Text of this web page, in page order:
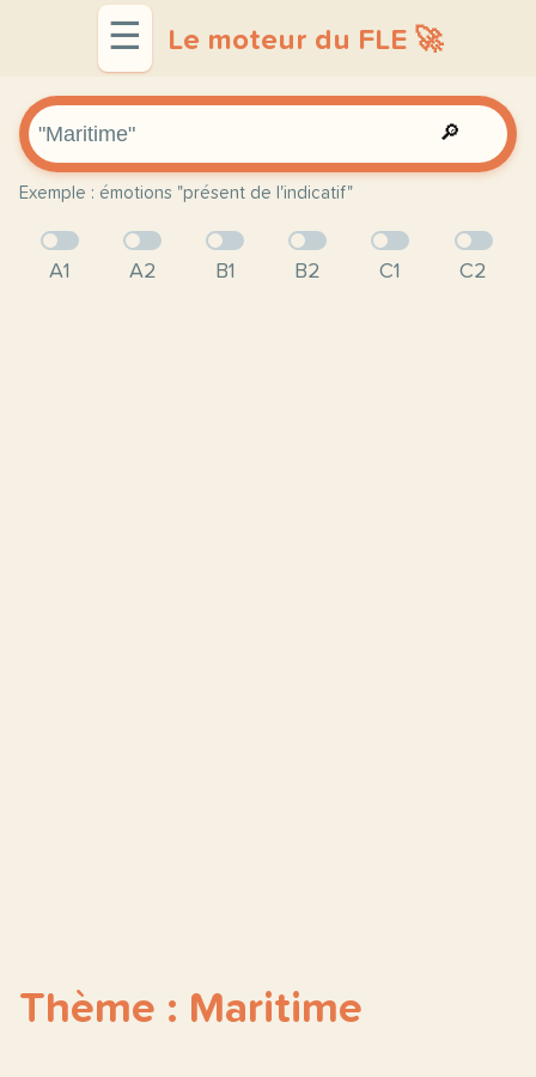
☰ Le moteur du FLE 🚀
🔎
Exemple : émotions "présent de l'indicatif"
A1 A2 B1 B2 C1 C2
Thème : Maritime